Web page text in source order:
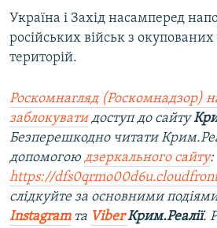
Україна і Захід насамперед
російських військ з
територій.
Роскомнагляд (Роскомнадзор)
заблокуватидоступ до сайту
Безперешкодно читати
допомогою дзеркального сайту:
https://
слідкуйте за основними
Instagramта ViberКрим.Реалії.